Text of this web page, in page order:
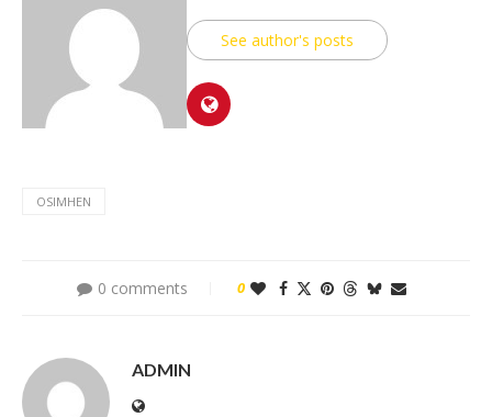
See author's posts
OSIMHEN
0 comments 0
ADMIN